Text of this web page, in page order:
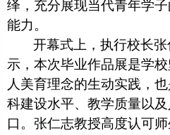
绎，充分展现当代青年学
能力。
开幕式上，执行校长
示，本次毕业作品展是学
人美育理念的生动实践，
科建设水平、教学质量以
口。张仁志教授高度认可